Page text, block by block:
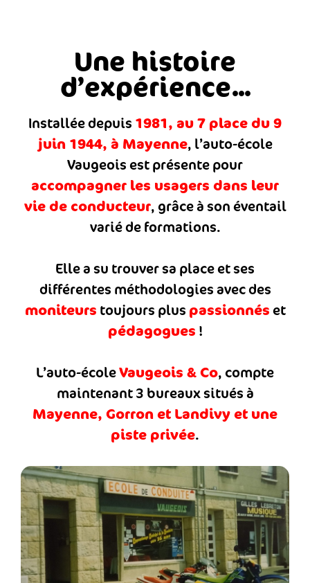
Une histoire
d’expérience...
Installée depuis 1981, au 7 place du 9
juin 1944, à Mayenne, l’auto-école
Vaugeois est présente pour
accompagner les usagers dans leur
vie de conducteur, grâce à son éventail
varié de formations.
Elle a su trouver sa place et ses
différentes méthodologies avec des
moniteurs toujours plus passionnéset
pédagogues !
L’auto-écoleVaugeois & Co, compte
maintenant 3 bureaux situés à
Mayenne, Gorron et Landivy et une
piste privée.